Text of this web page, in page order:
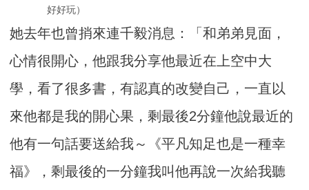
好好玩）
她去年也曾捎來連千毅消息：「和弟弟見面，
心情很開心，他跟我分享他最近在上空中大
學，看了很多書，有認真的改變自己，一直以
來他都是我的開心果，剩最後2分鐘他說最近的
他有一句話要送給我～《平凡知足也是一種幸
福》，剩最後的一分鐘我叫他再說一次給我聽